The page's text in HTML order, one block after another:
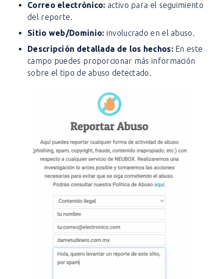
Correo electrónico: activo para el seguimiento
del reporte.
Sitio web/Dominio: involucrado en el abuso.
Descripción detallada de los hechos:En este
campo puedes proporcionar más información
sobre el tipo de abuso detectado.